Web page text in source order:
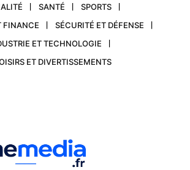
SANTÉ
SPORTS
FINANCE
SÉCURITÉ ET DÉFENSE
ET TECHNOLOGIE
ET DIVERTISSEMENTS